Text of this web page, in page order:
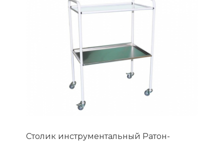
Столик инструментальный Ратон-